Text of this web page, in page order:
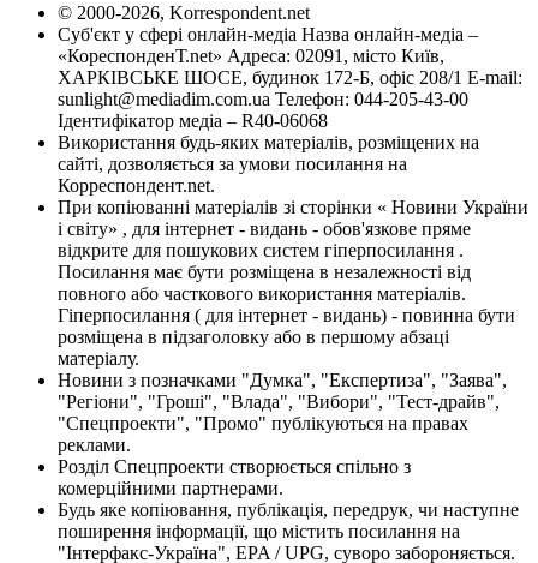
© 2000-2026, Korrespondent.net
Суб'єкт у сфері онлайн-медіа Назва онлайн-медіа –
«КореспонденТ.net» Адреса: 02091, місто Київ,
ХАРКІВСЬКЕ ШОСЕ, будинок 172-Б, офіс 208/1 E-mail:
sunlight@mediadim.com.ua Телефон: 044-205-43-00
Ідентифікатор медіа – R40-06068
Використання будь-яких матеріалів, розміщених на
сайті, дозволяється за умови посилання на
Корреспондент.net.
При копіюванні матеріалів зі сторінки « Новини України
і світу» , для інтернет - видань - обов'язкове пряме
відкрите для пошукових систем гіперпосилання .
Посилання має бути розміщена в незалежності від
повного або часткового використання матеріалів.
Гіперпосилання ( для інтернет - видань) - повинна бути
розміщена в підзаголовку або в першому абзаці
матеріалу.
Новини з позначками "Думка", "Експертиза", "Заява",
"Регіони", "Гроші", "Влада", "Вибори", "Тест-драйв",
"Спецпроекти", "Промо" публікуються на правах
реклами.
Розділ Спецпроекти створюється спільно з
комерційними партнерами.
Будь яке копіювання, публікація, передрук, чи наступне
поширення інформації, що містить посилання на
"Інтерфакс-Україна", EPA / UPG, суворо забороняється.